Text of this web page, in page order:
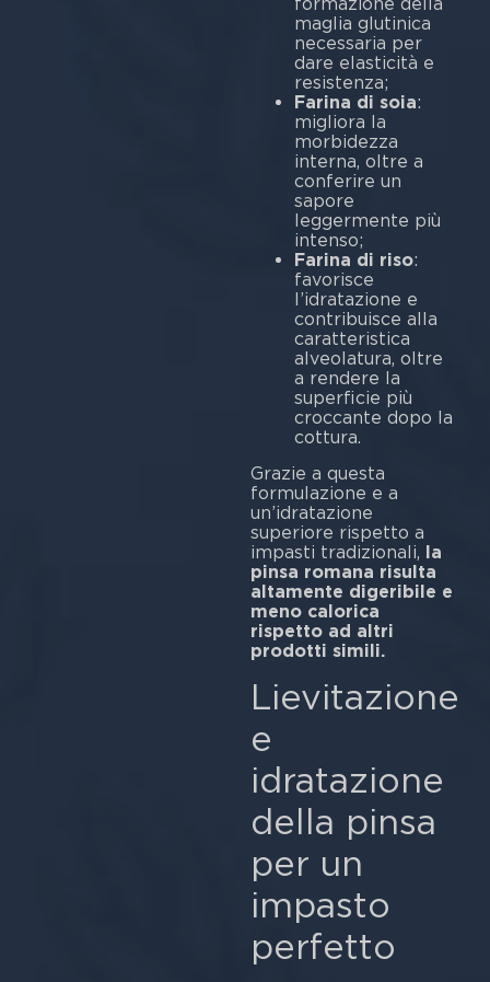
maglia glutinica
necessaria per
dare elasticità e
resistenza;
Farina di soia:
migliora la
morbidezza
interna, oltre a
conferire un
sapore
leggermente più
intenso;
Farina di riso:
favorisce
l’idratazione e
contribuisce alla
caratteristica
alveolatura, oltre
a rendere la
superficie più
croccante dopo la
cottura.
Grazie a questa
formulazione e a
un’idratazione
superiore rispetto a
impasti tradizionali, la
pinsa romana risulta
altamente digeribile e
meno calorica
rispetto ad altri
prodotti simili.
Lievitazione
e
idratazione
della pinsa
per un
impasto
perfetto